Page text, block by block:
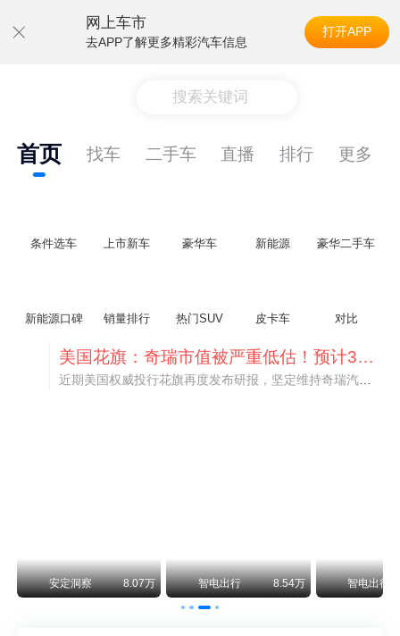
网上车市
去APP了解更多精彩汽车信息
打开APP
搜索关键词
首页 找车 二手车 直播 排行 更多
条件选车 上市新车 豪华车 新能源 豪华二手车
新能源口碑 销量排行 热门SUV 皮卡车 对比
美国花旗：奇瑞市值被严重低估！预计36港元/股
近期美国权威投行花旗再度发布研报，坚定维持奇瑞汽车（09973.HK）买入评级，将其合理目标价定格在36港元/股。对照公司最新25.46港元的二级市场现价，这一目标价意味着股价存在41.4%的可观上行空间，花旗直言，当前资本市场受短期市场情绪、国内车市价格战扰动，明显低估了奇瑞长期价值与全球化成长潜力。
安定洞察 8.07万 智电出行 8.54万 智电出行